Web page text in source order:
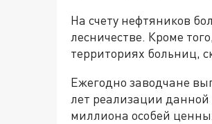
На счету нефтяников
лесничестве. Кроме
территориях больниц,
Ежегодно заводчане
лет реализации
миллиона особей